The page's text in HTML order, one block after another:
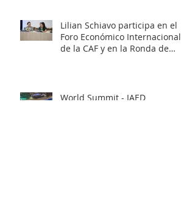
Lilian Schiavo participa en el
Foro Económico Internacional
de la CAF y en la Ronda de
World Summit - IAED